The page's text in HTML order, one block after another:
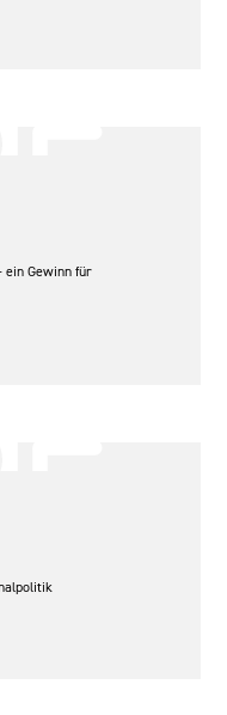
ein Gewinn für